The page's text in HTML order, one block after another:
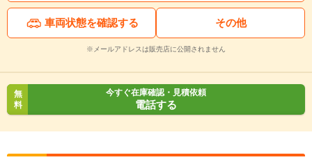
車両状態を確認する その他
※メールアドレスは販売店に公開されません
無
料
今すぐ在庫確認・見積依頼
電話する